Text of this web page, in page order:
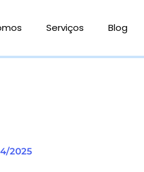
Serviços Blog
2025